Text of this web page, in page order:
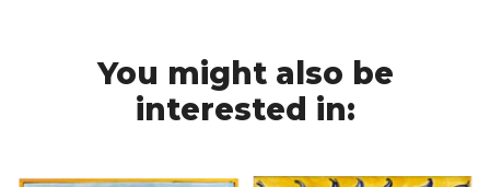
You might also be
interested in: